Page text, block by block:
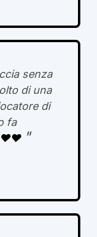
senza
di una
di
fa
"